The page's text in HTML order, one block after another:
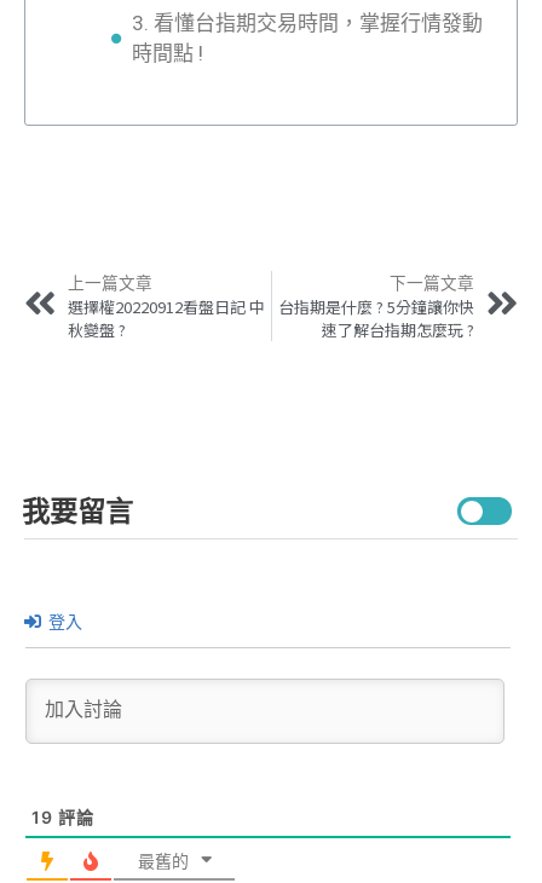
3. 看懂台指期交易時間，掌握行情發動
時間點 !
上一篇文章
選擇權20220912看盤日記 中
秋變盤 ?
下一篇文章
台指期是什麼 ? 5分鐘讓你快
速了解台指期怎麼玩 ?
我要留言
登入
19 評論
最舊的